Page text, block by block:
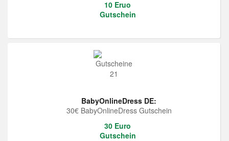
10 Eruo
Gutschein
BabyOnlineDress DE:
30€ BabyOnlineDress Gutschein
30 Euro
Gutschein